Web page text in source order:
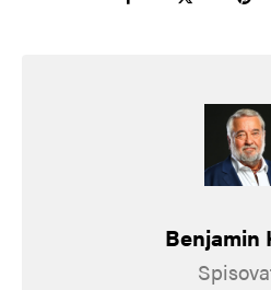
migranty a vyšší daně.
progresivisty k
v důsledku „defund the
a okradené v důsledku
politiky. Zašlápl hydře
Benjamin